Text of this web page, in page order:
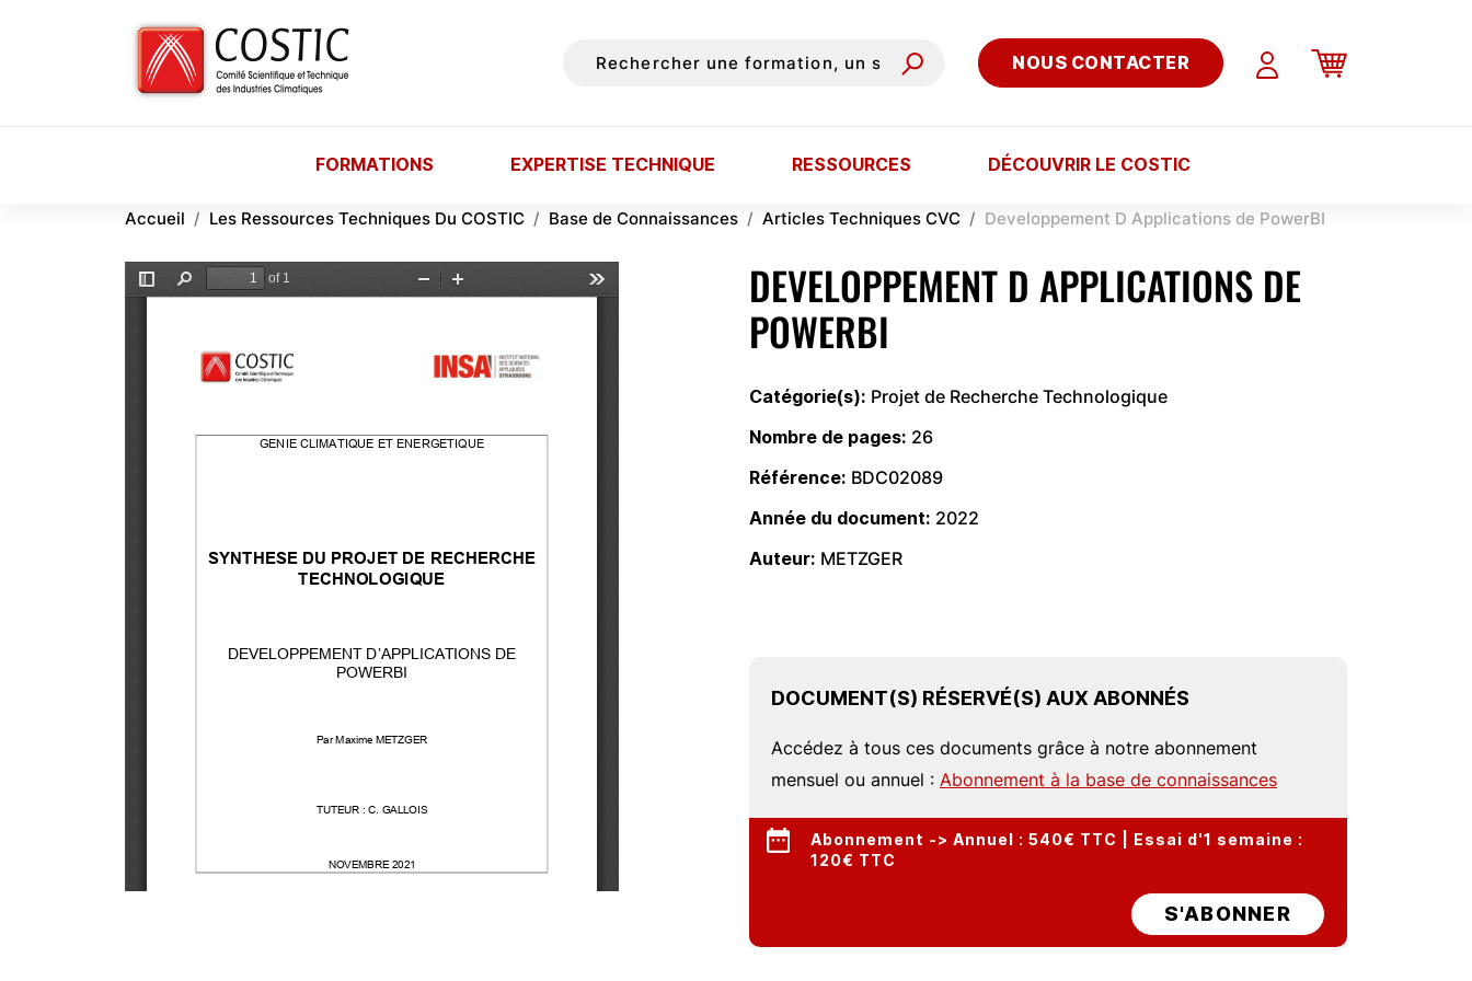
NOUS CONTACTER
FORMATIONS EXPERTISE TECHNIQUE RESSOURCES DÉCOUVRIR LE COSTIC
Accueil Les Ressources Techniques Du COSTIC Base de Connaissances Articles Techniques CVC Developpement D Applications de PowerBI
DEVELOPPEMENT D APPLICATIONS DE
POWERBI
Catégorie(s) Projet de Recherche Technologique
Nombre de pages 26
Référence BDC02089
Année du document 2022
Auteur METZGER
DOCUMENT(S) RÉSERVÉ(S) AUX ABONNÉS
Accédez à tous ces documents grâce à notre abonnement
mensuel ou annuel : Abonnement à la base de connaissances
Abonnement -> Annuel : 540€ TTC | Essai d'1 semaine :
120€ TTC
S'ABONNER